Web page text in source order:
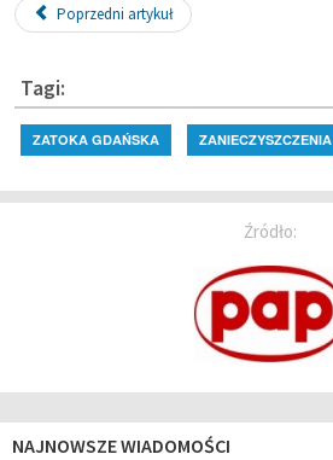
Poprzedni artykuł
Tagi:
ZATOKA GDAŃSKA ZANIECZYSZCZENIA
Źródło:
NAJNOWSZE WIADOMOŚCI